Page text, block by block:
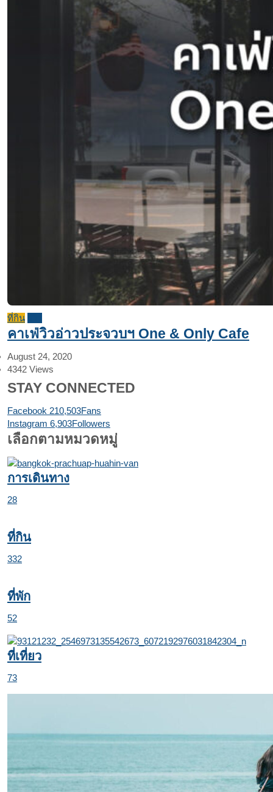
ที่กิน
คาเฟ่วิวอ่าวประจวบฯ One & Only Cafe
August 24, 2020
4342 Views
STAY CONNECTED
Facebook 210,503Fans
Instagram 6,903Followers
เลือกตามหมวดหมู่
การเดินทาง
28
ที่กิน
332
ที่พัก
52
ที่เที่ยว
73